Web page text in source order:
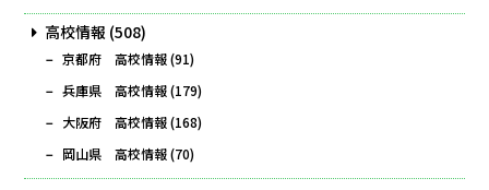
高校情報 (508)
京都府 高校情報(91)
兵庫県 高校情報(179)
大阪府 高校情報(168)
岡山県 高校情報(70)